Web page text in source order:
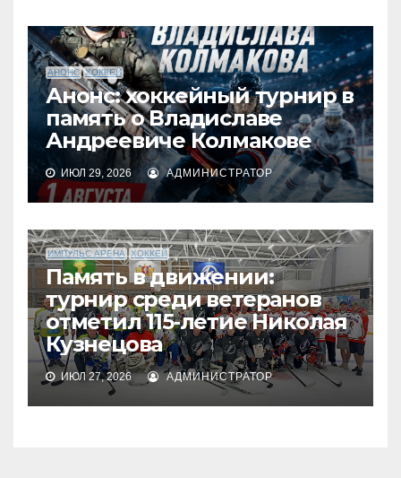
АНОНС ХОККЕЙ
Анонс: хоккейный турнир в
память о Владиславе
Андреевиче Колмакове
ИЮЛ 29, 2026 АДМИНИСТРАТОР
ИМПУЛЬС АРЕНА ХОККЕЙ
Память в движении:
турнир среди ветеранов
отметил 115‑летие Николая
Кузнецова
ИЮЛ 27, 2026 АДМИНИСТРАТОР